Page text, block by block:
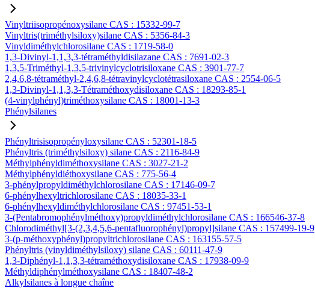
Vinyltriisopropénoxysilane CAS : 15332-99-7
Vinyltris(triméthylsiloxy)silane CAS : 5356-84-3
Vinyldiméthylchlorosilane CAS : 1719-58-0
1,3-Divinyl-1,1,3,3-tétraméthyldisilazane CAS : 7691-02-3
1,3,5-Triméthyl-1,3,5-trivinylcyclotrisiloxane CAS : 3901-77-7
2,4,6,8-tétraméthyl-2,4,6,8-tétravinylcyclotétrasiloxane CAS : 2554-06-5
1,3-Divinyl-1,1,3,3-Tétraméthoxydisiloxane CAS : 18293-85-1
(4-vinylphényl)triméthoxysilane CAS : 18001-13-3
Phénylsilanes
Phényltrisisopropényloxysilane CAS : 52301-18-5
Phényltris (triméthylsiloxy) silane CAS : 2116-84-9
Méthylphényldiméthoxysilane CAS : 3027-21-2
Méthylphényldiéthoxysilane CAS : 775-56-4
3-phénylpropyldiméthylchlorosilane CAS : 17146-09-7
6-phénylhexyltrichlorosilane CAS : 18035-33-1
6-phénylhexyldiméthylchlorosilane CAS : 97451-53-1
3-(Pentabromophénylméthoxy)propyldiméthylchlorosilane CAS : 166546-37-8
Chlorodiméthyl[3-(2,3,4,5,6-pentafluorophényl)propyl]silane CAS : 157499-19-9
3-(p-méthoxyphényl)propyltrichlorosilane CAS : 163155-57-5
Phényltris (vinyldiméthylsiloxy) silane CAS : 60111-47-9
1,3-Diphényl-1,1,3,3-tétraméthoxydisiloxane CAS : 17938-09-9
Méthyldiphénylméthoxysilane CAS : 18407-48-2
Alkylsilanes à longue chaîne